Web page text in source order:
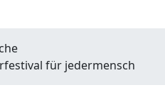
für jedermensch